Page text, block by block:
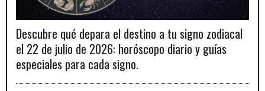
Descubre qué depara el destino a tu signo zodiacal
el 22 de julio de 2026: horóscopo diario y guías
especiales para cada signo.